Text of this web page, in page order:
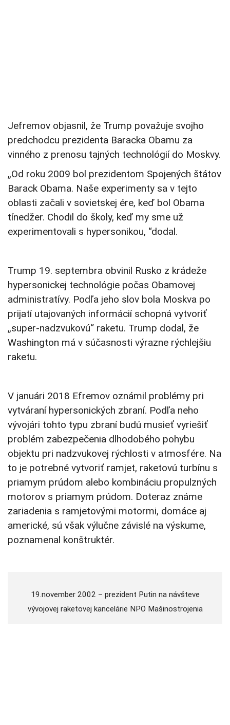
Jefremov objasnil, že Trump považuje svojho
predchodcu prezidenta Baracka Obamu za
vinného z prenosu tajných technológií do Moskvy.
„Od roku 2009 bol prezidentom Spojených štátov
Barack Obama. Naše experimenty sa v tejto
oblasti začali v sovietskej ére, keď bol Obama
tínedžer. Chodil do školy, keď my sme už
experimentovali s hypersonikou, “dodal.
Trump 19. septembra obvinil Rusko z krádeže
hypersonickej technológie počas Obamovej
administratívy. Podľa jeho slov bola Moskva po
prijatí utajovaných informácií schopná vytvoriť
„super-nadzvukovú“ raketu. Trump dodal, že
Washington má v súčasnosti výrazne rýchlejšiu
raketu.
V januári 2018 Efremov oznámil problémy pri
vytváraní hypersonických zbraní. Podľa neho
vývojári tohto typu zbraní budú musieť vyriešiť
problém zabezpečenia dlhodobého pohybu
objektu pri nadzvukovej rýchlosti v atmosfére. Na
to je potrebné vytvoriť ramjet, raketovú turbínu s
priamym prúdom alebo kombináciu propulzných
motorov s priamym prúdom. Doteraz známe
zariadenia s ramjetovými motormi, domáce aj
americké, sú však výlučne závislé na výskume,
poznamenal konštruktér.
19.november 2002 – prezident Putin na návšteve
vývojovej raketovej kancelárie NPO Mašinostrojenia